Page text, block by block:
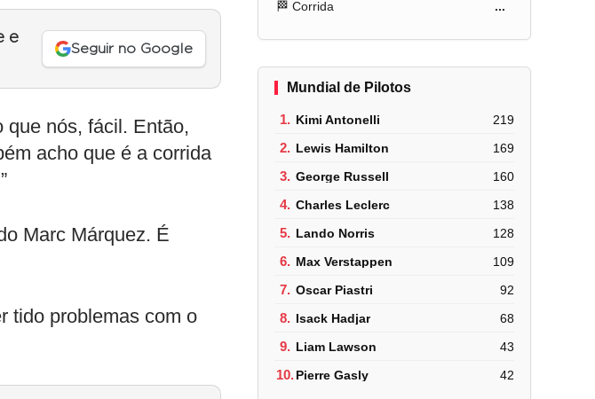
e
Seguir no Google
que nós, fácil. Então,
acho que é a corrida
Marc Márquez. É
tido problemas com o
🏁 Corrida ...
Mundial de Pilotos
1. Kimi Antonelli 219
2. Lewis Hamilton 169
3. George Russell 160
4. Charles Leclerc 138
5. Lando Norris 128
6. Max Verstappen 109
7. Oscar Piastri 92
8. Isack Hadjar 68
9. Liam Lawson 43
10.Pierre Gasly 42